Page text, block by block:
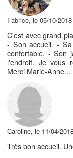
Fabrice, le 05/10/2018
C'est avec grand
- Son accueil. -
confortable. - Son
l'endroit. Je vous
Merci Marie-Anne...
Caroline, le 11/04/2018
Très bon accueil.